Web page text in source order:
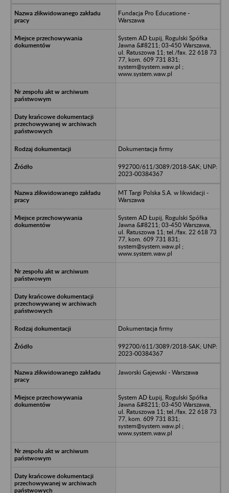
Fundacja Pro Educatione -
Warszawa
System AD Łupij, Rogulski Spółka
Jawna &#8211; 03-450 Warszawa,
ul. Ratuszowa 11; tel./fax. 22 618 73
77, kom. 609 731 831;
system@system.waw.pl ;
www.system.waw.pl
Dokumentacja firmy
992700/611/3089/2018-SAK; UNP:
2023-00384367
MT Targi Polska S.A. w likwidacji -
Warszawa
System AD Łupij, Rogulski Spółka
Jawna &#8211; 03-450 Warszawa,
ul. Ratuszowa 11; tel./fax. 22 618 73
77, kom. 609 731 831;
system@system.waw.pl ;
www.system.waw.pl
Dokumentacja firmy
992700/611/3089/2018-SAK; UNP:
2023-00384367
Jaworski Gajewski - Warszawa
System AD Łupij, Rogulski Spółka
Jawna &#8211; 03-450 Warszawa,
ul. Ratuszowa 11; tel./fax. 22 618 73
77, kom. 609 731 831;
system@system.waw.pl ;
www.system.waw.pl